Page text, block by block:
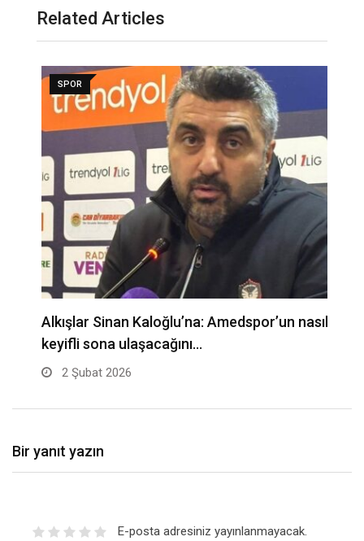
Related Articles
SPOR
Alkışlar Sinan Kaloğlu’na: Amedspor’un nasıl
keyifli sona ulaşacağını…
2 Şubat 2026
Bir yanıt yazın
E-posta adresiniz yayınlanmayacak.